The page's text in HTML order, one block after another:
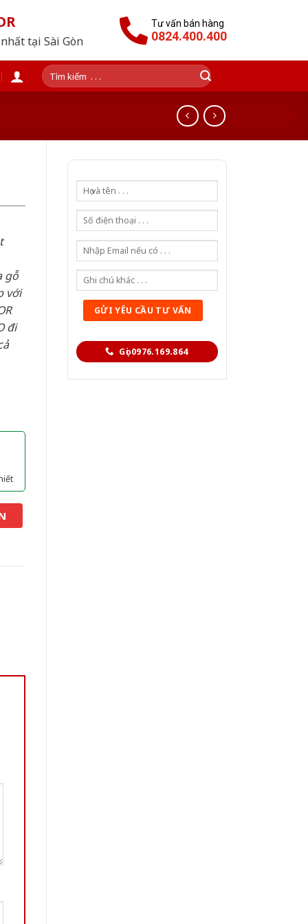
tại Sài Gòn
Tư vấn bán hàng
0824.400.400
Tìm
kiếm:
Gọi 0976.169.864
gỗ
với
đi